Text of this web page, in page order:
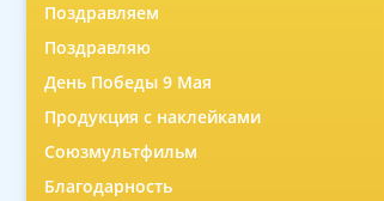
Поздравляем
Поздравляю
День Победы 9 Мая
Продукция с наклейками
Союзмультфильм
Благодарность